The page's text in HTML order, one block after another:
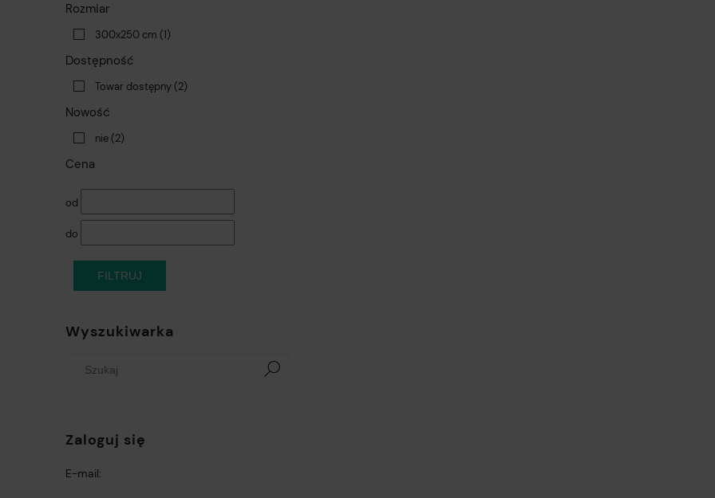
Rozmiar
300x250 cm (1)
Dostępność
Towar dostępny (2)
Cena
od
do
FILTRUJ
Nowość
nie (2)
Wyszukiwarka
Zaloguj się
E-mail: